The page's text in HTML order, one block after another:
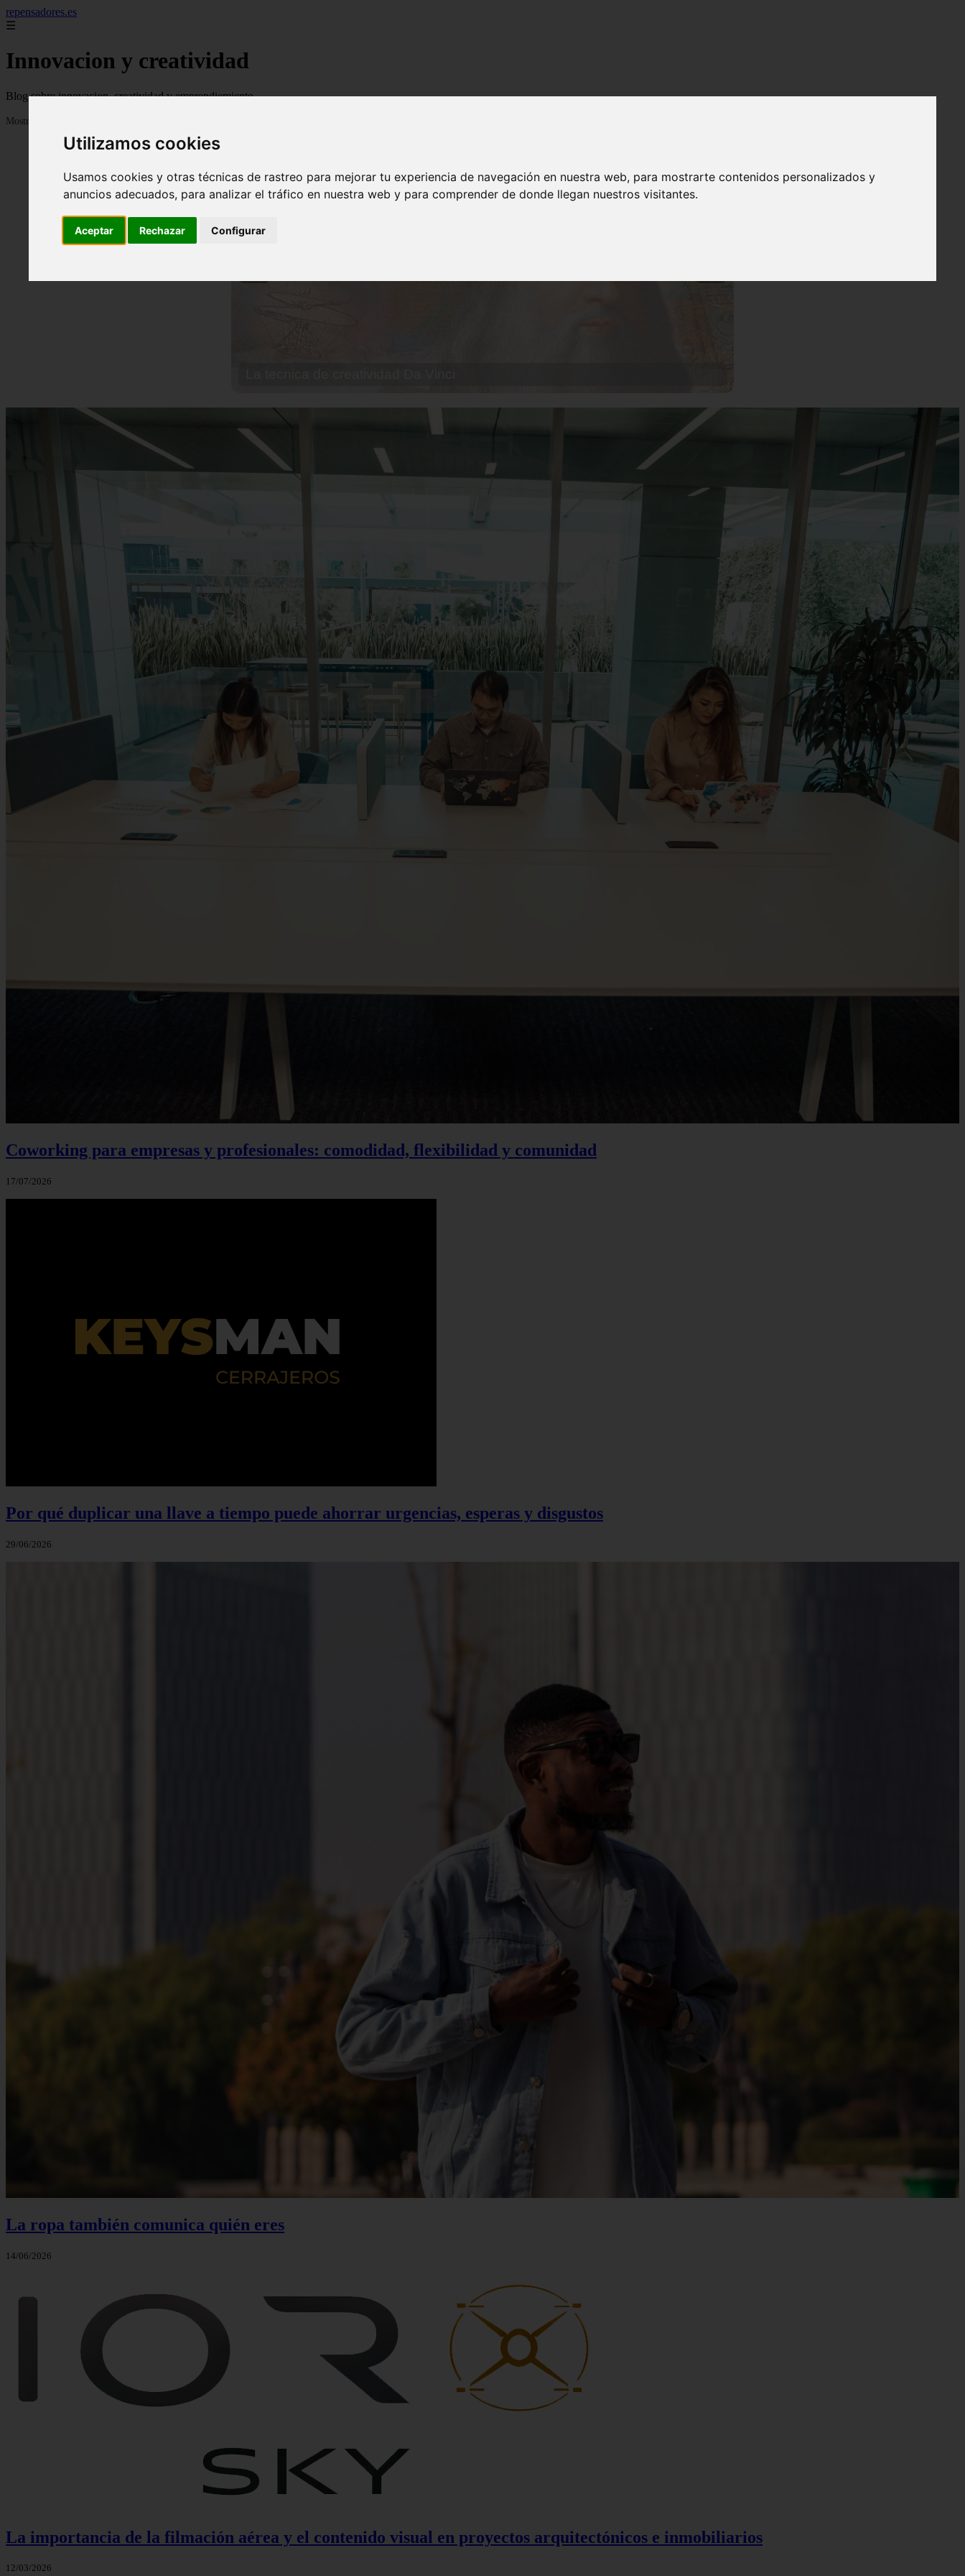
Utilizamos cookies
Usamos cookies y otras técnicas de rastreo para mejorar tu experiencia de navegación en nuestra web, para mostrarte contenidos personalizados y
anuncios adecuados, para analizar el tráfico en nuestra web y para comprender de donde llegan nuestros visitantes.
Aceptar Rechazar Configurar
repensadores.es
☰
Innovacion y creatividad
Blog sobre innovacion, creatividad y emprendiemiento
Mostrando 1 - 24 de 930 artículos
Coworking para empresas y profesionales: comodidad, flexibilidad y comunidad
17/07/2026
Por qué duplicar una llave a tiempo puede ahorrar urgencias, esperas y disgustos
29/06/2026
La ropa también comunica quién eres
14/06/2026
La importancia de la filmación aérea y el contenido visual en proyectos arquitectónicos e inmobiliarios
12/03/2026